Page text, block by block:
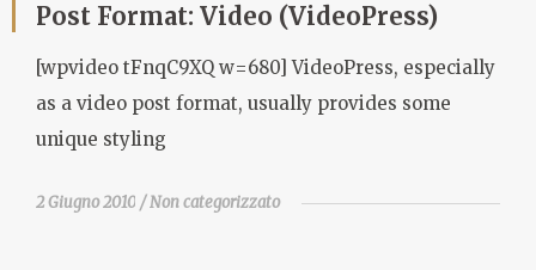
Post Format: Video (VideoPress)
[wpvideo tFnqC9XQ w=680] VideoPress, especially
as a video post format, usually provides some
unique styling
2 Giugno 2010 Non categorizzato